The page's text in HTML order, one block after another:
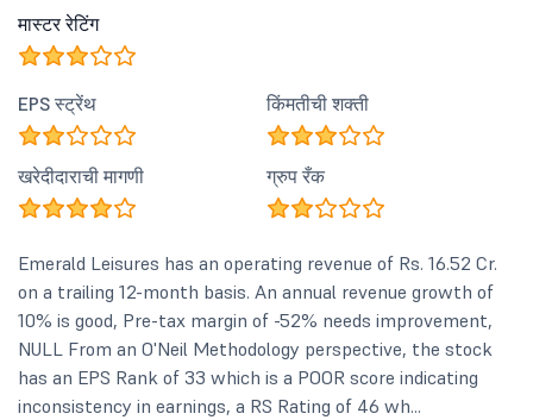
मास्टर रेटिंग
EPS स्ट्रेंथ किंमतीची शक्ती
खरेदीदाराची मागणी ग्रुप रँक
Emerald Leisures has an operating revenue of Rs. 16.52 Cr.
on a trailing 12-month basis. An annual revenue growth of
10% is good, Pre-tax margin of -52% needs improvement,
NULL From an O'Neil Methodology perspective, the stock
has an EPS Rank of 33 which is a POOR score indicating
inconsistency in earnings, a RS Rating of 46 wh...